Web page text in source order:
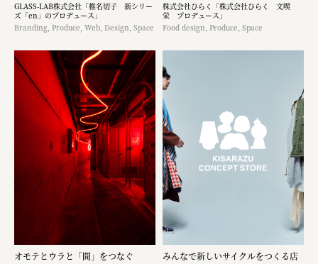
GLASS-LAB株式会社「椎名切子 新シリー
ズ「en」のプロデュース」
Branding, Produce, Web, Design, Space
株式会社ひらく「株式会社ひらく 文喫
栄 プロデュース」
Food design, Produce, Space
オモテとウラと「間」をつなぐ みんなで新しいサイクルをつくる店